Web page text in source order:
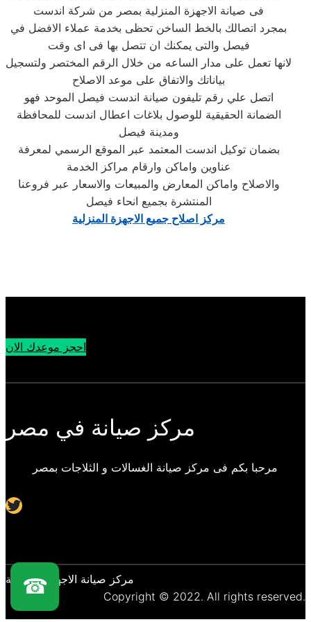
فى صيانة الاجهزة المنزلية بمصر من شركة اندست
بمجرد اتصالك بالخط الساخن تحظى بخدمة عملاء الافضل في
فيصل والتى يمكنك ان تتصل بها فى اى وقت
لانها تعمل على مدار الساعه من خلال الرقم المختصر ولتسجيل
بياناتك والاتفاق على موعد الاصلاح
اتصل علي رقم تليفون صيانة اندست فيصل الموحد فهو
الضمانة الحقيقية للوصول بلاغات اعطال اندست للمحافظة
ومدينة فيصل
بضمان توكيل اندست المعتمد عبر الموقع الرسمي لمعرفة
عناوين واماكن وارقام مراكز الخدمة
والاصلاح واماكن المعارض والمبيعات والاسعار عبر فروعنا
المنتشرة بجميع انحاء فيصل
مركز اصلاح جميع الاجهزة المنزلية
احجز موعدك الان
مركز صيانة في مصر
مرحبا بكم فى مركز صيانة الغسالات و الثلاجات بمصر
Twitter
مركز صيانة الاجهزة المنزلية
Copyright © 2022. All rights reserved.
☎